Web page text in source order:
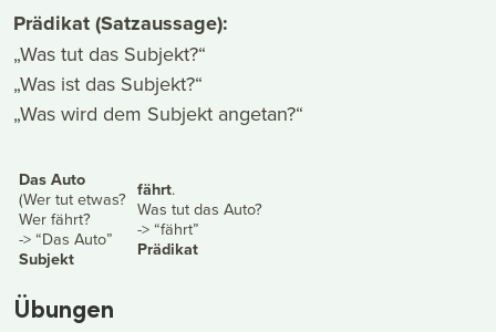
Prädikat (Satzaussage):
„Was tut das Subjekt?“
„Was ist das Subjekt?“
„Was wird dem Subjekt angetan?“
Das Auto
(Wer tut etwas?
Wer fährt?
-> “Das Auto”
Subjekt
fährt.
Was tut das Auto?
-> “fährt”
Prädikat
Übungen